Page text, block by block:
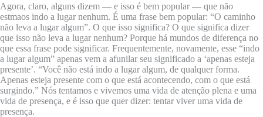
Agora, claro, alguns dizem — e isso é bem popular — que não
estmaos indo a lugar nenhum. É uma frase bem popular: “O caminho
não leva a lugar algum”. O que isso significa? O que significa dizer
que isso não leva a lugar nenhum? Porque há mundos de diferença no
que essa frase pode significar. Frequentemente, novamente, esse “indo
a lugar algum” apenas vem a afunilar seu significado a ‘apenas esteja
presente’. “Você não está indo a lugar algum, de qualquer forma.
Apenas esteja presente com o que está acontecendo, com o que está
surgindo.” Nós tentamos e vivemos uma vida de atenção plena e uma
vida de presença, e é isso que quer dizer: tentar viver uma vida de
presença.